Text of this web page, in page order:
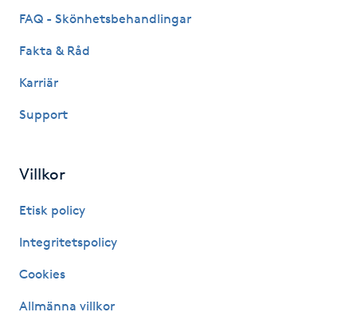
Melasma
Mesoterapi
N
Nagelförlängning akryl
FAQ - Skönhetsbehandlingar
Fakta & Råd
Karriär
Support
Villkor
Etisk policy
Integritetspolicy
Cookies
Allmänna villkor